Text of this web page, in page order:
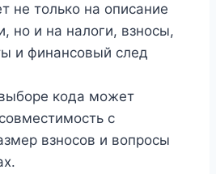
не только на описание
но и на налоги, взносы,
и финансовый след
кода может
с
взносов и вопросы